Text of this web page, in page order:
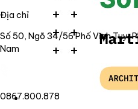
Địa chỉ
Số 50, Ngõ 34/56 Phố Vĩnh Tuy,
Nam
0867.800.878